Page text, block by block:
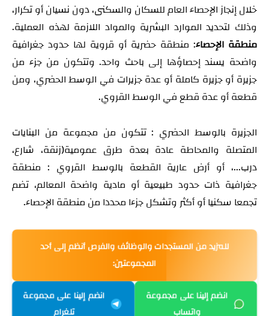
خلال إنجاز الإحصاء العام للسكان والسكنى، دون نسيان أو تكرار،
وذلك لتحديد الموارد البشرية والمواد اللازمة لهذه العملية.
منطقة الإحصاء: منطقة حضرية أو قروية لها حدود جغرافية
واضحة يسند إحصاؤها إلى باحث واحد. وتتكون من جزء من
جزيرة أو جزيرة كاملة أو عدة جزيرات في الوسط الحضري، ومن
قطعة أو عدة قطع في الوسط القروي.
الجزيرة بالوسط الحضري : تتكون من مجموعة من البنايات
المتصلة والمحاطة عادة بعدة طرق عمومية(زنقة، شارع،
درب...، أو أرض عارية القطعة بالوسط القروي : منطقة
جغرافية ذات حدود طبيعية أو مادية واضحة المعالم، تضم
تجمعا سكنيا أو أكثر وتشكل جزءا محددا من منطقة الإحصاء.
للمزيد من المستجدات والوظائف والفرص أنظم إلى أحد
المجموعتين:
انضم إلينا على مجموعة انضم إلينا على مجموعة